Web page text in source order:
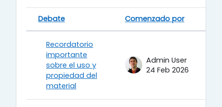
Mostrando 10 de 10 discusiones
Estado
Debate Comenzado por
Recordatorio
importante
sobre el uso y
propiedad del
material
Admin User
24 Feb 2026